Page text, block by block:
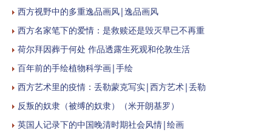
西方视野中的多重逸品画风|逸品画风
西方名家笔下的爱情：是救赎还是毁灭早已不再重
荷尔拜因葬于何处 作品透露生死观和伦敦生活
百年前的手绘植物科学画|手绘
西方艺术里的疫情：丢勒蒙克写实|西方艺术|丢勒
反叛的奴隶（被缚的奴隶）（米开朗基罗）
英国人记录下的中国晚清时期社会风情|绘画